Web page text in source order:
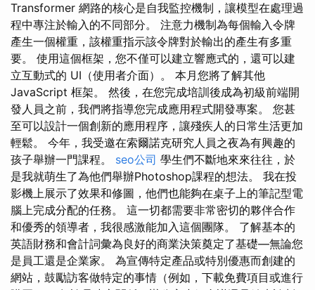
Transformer 網路的核心是自我監控機制，讓模型在處理過
程中專注於輸入的不同部分。 注意力機制為每個輸入令牌
產生一個權重，該權重指示該令牌對於輸出的產生有多重
要。 使用這個框架，您不僅可以建立響應式的，還可以建
立互動式的 UI（使用者介面）。 本月您將了解其他
JavaScript 框架。 然後，在您完成培訓後成為初級前端開
發人員之前，我們將指導您完成應用程式開發專案。 您甚
至可以設計一個創新的應用程序，讓殘疾人的日常生活更加
輕鬆。 今年，我受邀在索爾諾克研究人員之夜為有興趣的
孩子舉辦一門課程。 seo公司 學生們不斷地來來往往，於
是我就萌生了為他們舉辦Photoshop課程的想法。 我在投
影機上展示了效果和修圖，他們也能夠在桌子上的筆記型電
腦上完成分配的任務。 這一切都需要非常密切的夥伴合作
和優秀的領導者，我很感激能加入這個團隊。 了解基本的
英語財務和會計詞彙為良好的商業決策奠定了基礎—無論您
是員工還是企業家。 為宣傳特定產品或特別優惠而創建的
網站，鼓勵訪客做特定的事情（例如，下載免費項目或進行